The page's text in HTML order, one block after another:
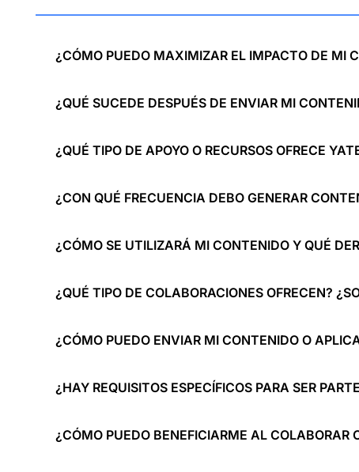
¿CÓMO PUEDO MAXIMIZAR EL IMPACTO DE MI
¿QUÉ SUCEDE DESPUÉS DE ENVIAR MI
¿QUÉ TIPO DE APOYO O RECURSOS OFRECE
¿CON QUÉ FRECUENCIA DEBO GENERAR
¿CÓMO SE UTILIZARÁ MI CONTENIDO Y QUÉ
¿QUÉ TIPO DE COLABORACIONES OFRECEN?
¿CÓMO PUEDO ENVIAR MI CONTENIDO O
¿HAY REQUISITOS ESPECÍFICOS PARA SER
¿CÓMO PUEDO BENEFICIARME AL COLABORAR